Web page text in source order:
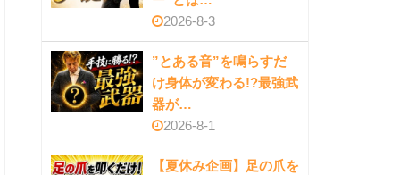
2026-8-3
”とある音”を鳴らすだ
け身体が変わる!?最強武
器が…
2026-8-1
【夏休み企画】足の爪を